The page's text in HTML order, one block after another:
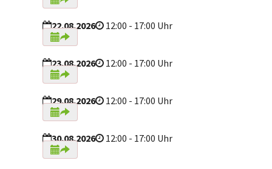
22.08.2026 12:00 - 17:00 Uhr
23.08.2026 12:00 - 17:00 Uhr
29.08.2026 12:00 - 17:00 Uhr
30.08.2026 12:00 - 17:00 Uhr